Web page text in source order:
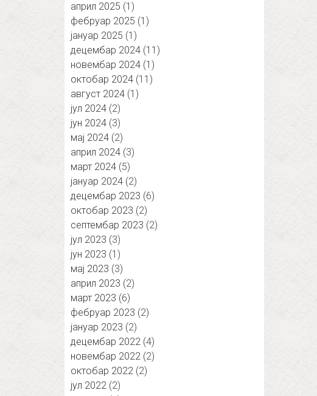
април 2025 (1)
фебруар 2025 (1)
јануар 2025 (1)
децембар 2024 (11)
новембар 2024 (1)
октобар 2024 (11)
август 2024 (1)
јул 2024 (2)
јун 2024 (3)
мај 2024 (2)
април 2024 (3)
март 2024 (5)
јануар 2024 (2)
децембар 2023 (6)
октобар 2023 (2)
септембар 2023 (2)
јул 2023 (3)
јун 2023 (1)
мај 2023 (3)
април 2023 (2)
март 2023 (6)
фебруар 2023 (2)
јануар 2023 (2)
децембар 2022 (4)
новембар 2022 (2)
октобар 2022 (2)
јул 2022 (2)